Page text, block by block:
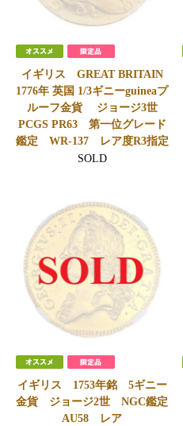
イギリス GREAT BRITAIN
1776年 英国 1/3ギニーguineaプ
ルーフ金貨 ジョージ3世
PCGS PR63 第一位グレード
鑑定 WR-137 レア度R3指定
SOLD
イギリス 1753年銘 5ギニー
金貨 ジョージ2世 NGC鑑定
AU58 レア